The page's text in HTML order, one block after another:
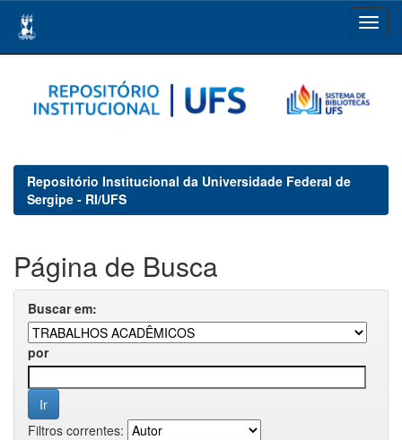
navigation
Repositório Institucional da Universidade Federal de
Sergipe - RI/UFS
Página de Busca
Buscar em:
por
Filtros correntes: